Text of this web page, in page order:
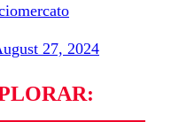
27, 2024